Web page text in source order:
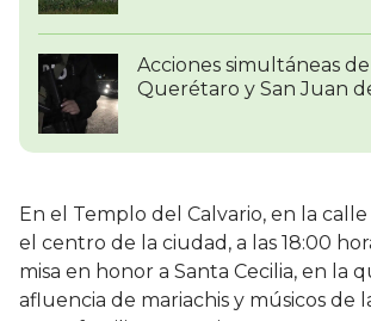
Acciones simultáneas
Querétaro y San Juan
En el Templo del Calvario, en la
el centro de la ciudad, a las 18:00
misa en honor a Santa Cecilia, en la
afluencia de mariachis y músicos de